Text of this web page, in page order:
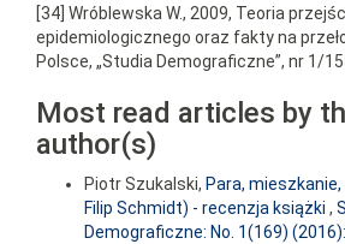
[34] Wróblewska W., 2009, Teoria
epidemiologicznego oraz fakty na
Polsce, „Studia Demograficzne”, nr 1/
Most read articles by
author(s)
Piotr Szukalski, Para,
Filip Schmidt) - recenzja książki ,
Demograficzne: No. 1(169)